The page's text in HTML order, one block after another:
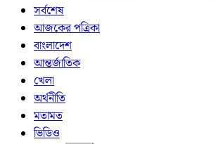
সর্বশেষ
আজকের পত্রিকা
বাংলাদেশ
আন্তর্জাতিক
খেলা
অর্থনীতি
মতামত
ভিডিও